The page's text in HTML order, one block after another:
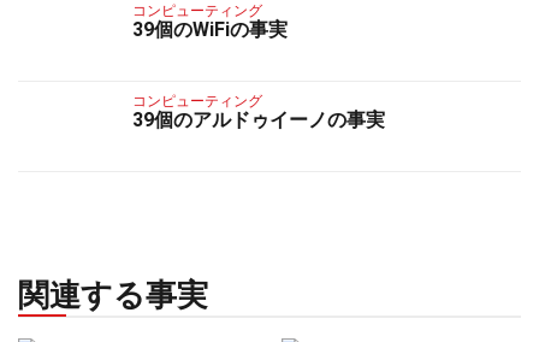
コンピューティング
39個のWiFiの事実
コンピューティング
39個のアルドゥイーノの事実
関連する事実